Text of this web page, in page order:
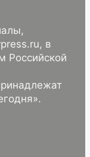
в
Российской